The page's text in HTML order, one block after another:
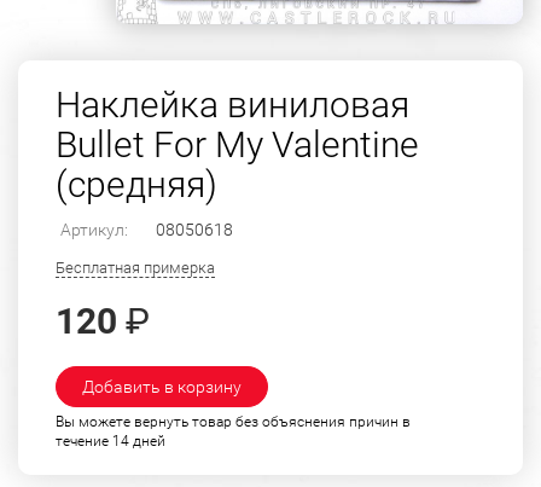
Наклейка виниловая
Bullet For My Valentine
(средняя)
Артикул: 08050618
Бесплатная примерка
120 ₽
Добавить в корзину
Вы можете вернуть товар без объяснения причин в
течение 14 дней